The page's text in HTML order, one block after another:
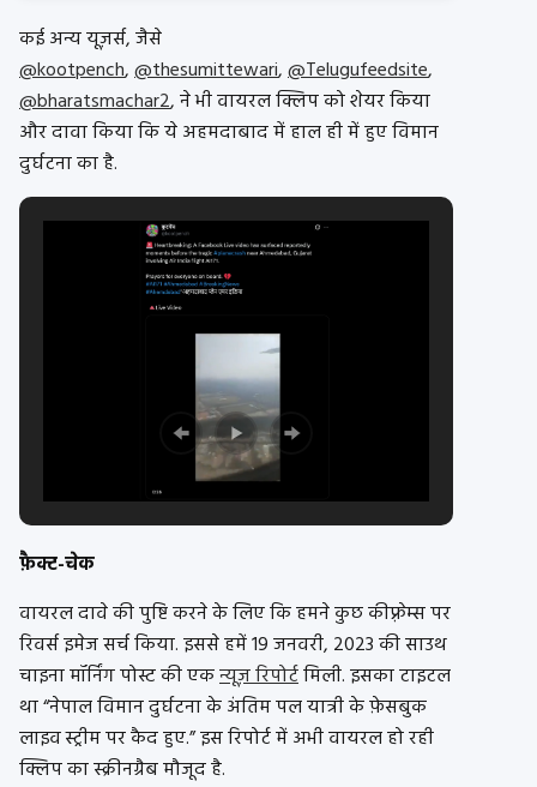
कई अन्य यूज़र्स, जैसे
@kootpench,@thesumittewari,@Telugufeedsite,
@bharatsmachar2, ने भी वायरल क्लिप को शेयर किया
और दावा किया कि ये अहमदाबाद में हाल ही में हुए विमान
दुर्घटना का है.
फ़ैक्ट-चेक
वायरल दावे की पुष्टि करने के लिए कि हमने कुछ कीफ़्रेम्स पर
रिवर्स इमेज सर्च किया. इससे हमें 19 जनवरी, 2023 की साउथ
चाइना मॉर्निंग पोस्ट की एकन्यूज़ रिपोर्टमिली.इसका टाइटल
था “नेपाल विमान दुर्घटना के अंतिम पल यात्री के फ़ेसबुक
लाइव स्ट्रीम पर कैद हुए.” इस रिपोर्ट में अभी वायरल हो रही
क्लिप का स्क्रीनग्रैब मौजूद है.